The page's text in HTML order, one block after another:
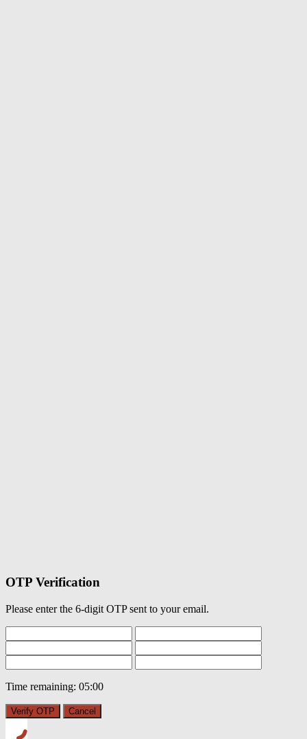
OTP Verification
Please enter the 6-digit OTP sent to your email.
Time remaining: 05:00
Verify OTP Cancel